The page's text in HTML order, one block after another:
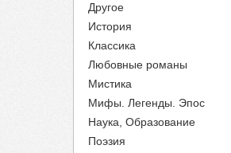
Другое
История
Классика
Любовные романы
Мистика
Мифы. Легенды. Эпос
Наука, Образование
Поэзия